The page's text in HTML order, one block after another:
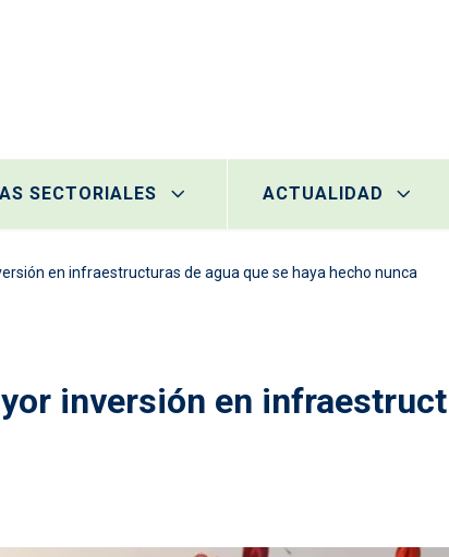
SECTORIALES ACTUALIDAD
en infraestructuras de agua que se haya hecho nunca
inversión en